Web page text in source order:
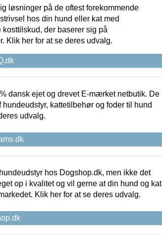
løsninger på de oftest forekommende
hos din hund eller kat med
der baserer sig på
Klik her for at se deres udvalg.
dansk ejet og drevet E-mærket netbutik. De
kattetilbehør og foder til hund
udvalg.
hos Dogshop.dk, men ikke det
op i kvalitet og vil gerne at din hund og kat
Klik her for at se deres udvalg.